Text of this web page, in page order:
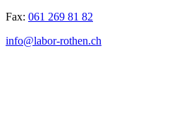
Fax: 061 269 81 82
info@labor-rothen.ch